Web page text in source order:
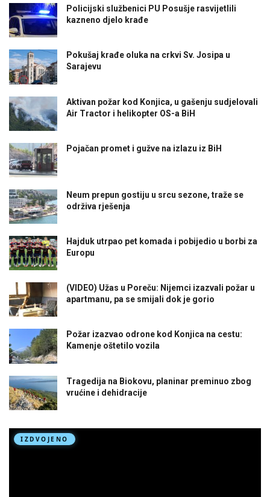
Policijski službenici PU Posušje rasvijetlili
kazneno djelo krađe
Pokušaj krađe oluka na crkvi Sv. Josipa u
Sarajevu
Aktivan požar kod Konjica, u gašenju sudjelovali
Air Tractor i helikopter OS-a BiH
Pojačan promet i gužve na izlazu iz BiH
Neum prepun gostiju u srcu sezone, traže se
održiva rješenja
Hajduk utrpao pet komada i pobijedio u borbi za
Europu
(VIDEO) Užas u Poreču: Nijemci izazvali požar u
apartmanu, pa se smijali dok je gorio
Požar izazvao odrone kod Konjica na cestu:
Kamenje oštetilo vozila
Tragedija na Biokovu, planinar preminuo zbog
vrućine i dehidracije